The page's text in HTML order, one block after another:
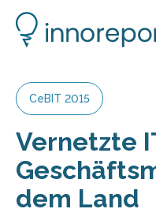
CeBIT 2015
Vernetzte
dem Land